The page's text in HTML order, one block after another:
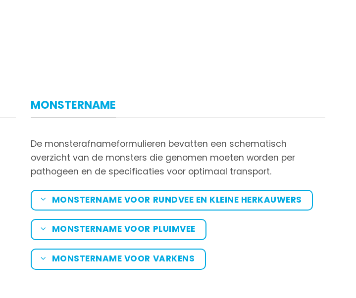
MONSTERNAME
De monsterafnameformulieren bevatten een schematisch
overzicht van de monsters die genomen moeten worden per
pathogeen en de specificaties voor optimaal transport.
MONSTERNAME VOOR RUNDVEE EN KLEINE HERKAUWERS
MONSTERNAME VOOR PLUIMVEE
MONSTERNAME VOOR VARKENS